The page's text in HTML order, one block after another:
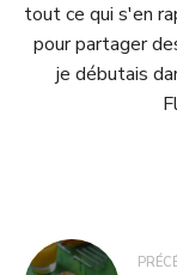
tout ce qui s'en
pour partager
je débutais
Navigation